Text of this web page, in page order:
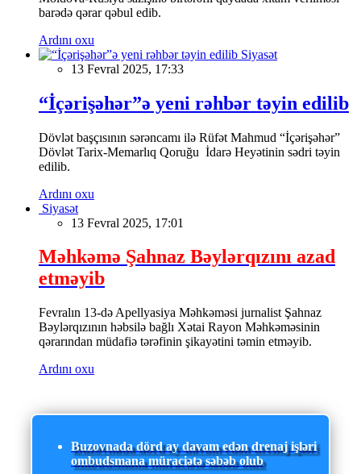
barədə qərar qəbul edib.
Ardını oxu
Siyasət
13 Fevral 2025, 17:33
“İçərişəhər”ə yeni rəhbər təyin edilib
Dövlət başçısının sərəncamı ilə Rüfət Mahmud “İçərişəhər”
Dövlət Tarix-Memarlıq Qoruğu İdarə Heyətinin sədri təyin
edilib.
Ardını oxu
Siyasət
13 Fevral 2025, 17:01
Məhkəmə Şahnaz Bəylərqızını azad
etməyib
Fevralın 13-də Apellyasiya Məhkəməsi jurnalist Şahnaz
Bəylərqızının həbsilə bağlı Xətai Rayon Məhkəməsinin
qərarından müdafiə tərəfinin şikayətini təmin etməyib.
Ardını oxu
Buzovnada dörd ay davam edən drenaj işləri
ombudsmana müraciətə səbəb olub